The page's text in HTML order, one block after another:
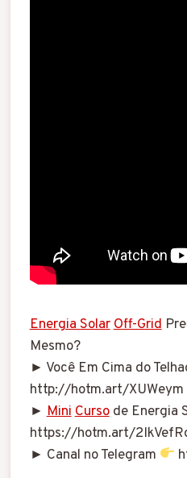
Energia SolarOff-Grid
Mesmo?
► Você Em Cima do
http://hotm.art/XUWeym
►MiniCursode Energia
https://hotm.art/
► Canal no Telegram